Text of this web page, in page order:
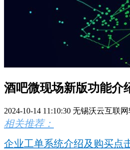
酒吧微现场新版功能介
2024-10-14 11:10:30 无锡沃云互联
相关推荐：
企业工单系统介绍及购买点